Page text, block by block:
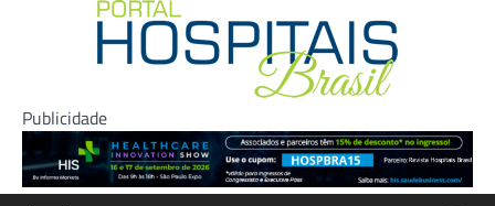
Publicidade